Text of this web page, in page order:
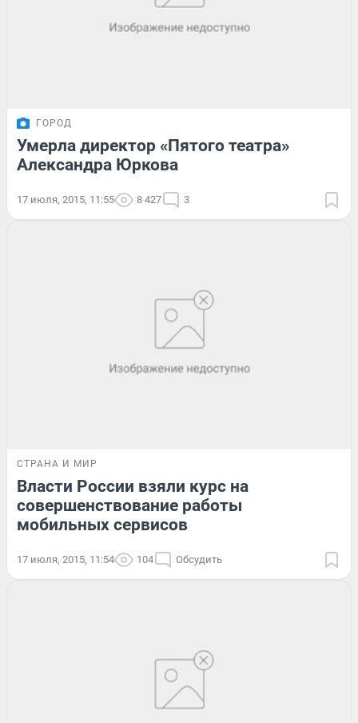
ГОРОД
Умерла директор «Пятого театра»
Александра Юркова
17 июля, 2015, 11:55 8 427 3
СТРАНА И МИР
Власти России взяли курс на
совершенствование работы
мобильных сервисов
17 июля, 2015, 11:54 104 Обсудить